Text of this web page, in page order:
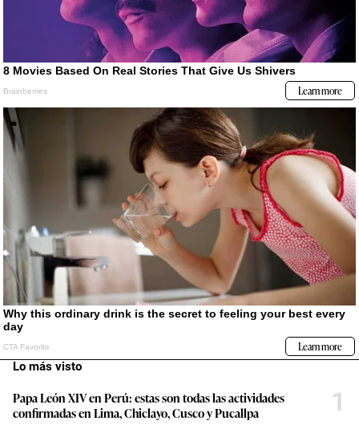
Lo más visto
Papa León XIV en Perú: estas son todas las actividades
confirmadas en Lima, Chiclayo, Cusco y Pucallpa
1